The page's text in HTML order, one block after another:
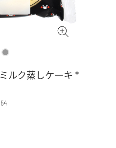
ルク蒸しケーキ *